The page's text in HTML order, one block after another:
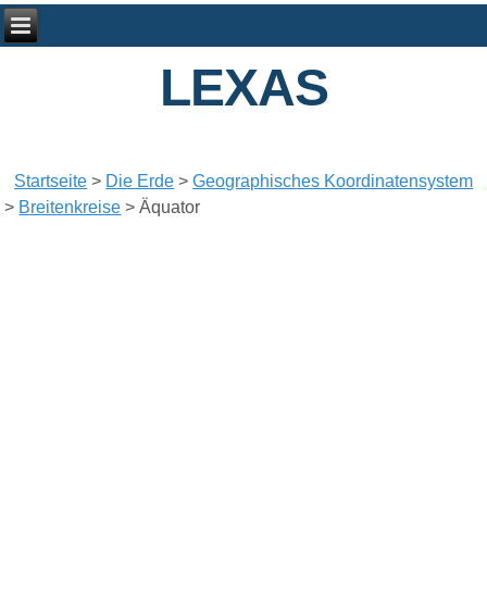
LEXAS
Startseite > Die Erde >Geographisches Koordinatensystem
> Breitenkreise >Äquator